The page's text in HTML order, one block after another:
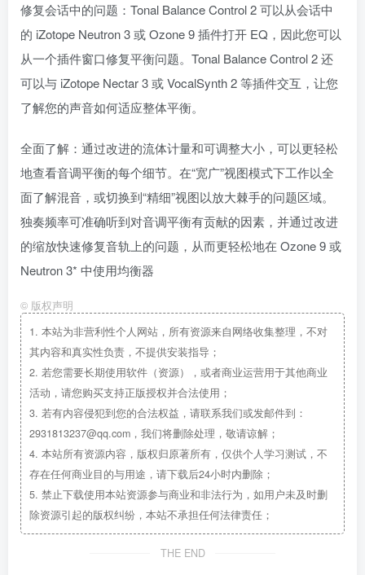
修复会话中的问题：Tonal Balance Control 2 可以从会话中
的 iZotope Neutron 3 或 Ozone 9 插件打开 EQ，因此您可以
从一个插件窗口修复平衡问题。Tonal Balance Control 2 还
可以与 iZotope Nectar 3 或 VocalSynth 2 等插件交互，让您
了解您的声音如何适应整体平衡。
全面了解：通过改进的流体计量和可调整大小，可以更轻松
地查看音调平衡的每个细节。在“宽广”视图模式下工作以全
面了解混音，或切换到“精细”视图以放大棘手的问题区域。
独奏频率可准确听到对音调平衡有贡献的因素，并通过改进
的缩放快速修复音轨上的问题，从而更轻松地在 Ozone 9 或
Neutron 3* 中使用均衡器
© 版权声明
1. 本站为非营利性个人网站，所有资源来自网络收集整理，不对
其内容和真实性负责，不提供安装指导；
2. 若您需要长期使用软件（资源），或者商业运营用于其他商业
活动，请您购买支持正版授权并合法使用；
3. 若有内容侵犯到您的合法权益，请联系我们或发邮件到：
2931813237@qq.com，我们将删除处理，敬请谅解；
4. 本站所有资源内容，版权归原著所有，仅供个人学习测试，不
存在任何商业目的与用途，请下载后24小时内删除；
5. 禁止下载使用本站资源参与商业和非法行为，如用户未及时删
除资源引起的版权纠纷，本站不承担任何法律责任；
THE END